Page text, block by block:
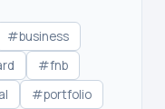
#business
#fnb
#portfolio